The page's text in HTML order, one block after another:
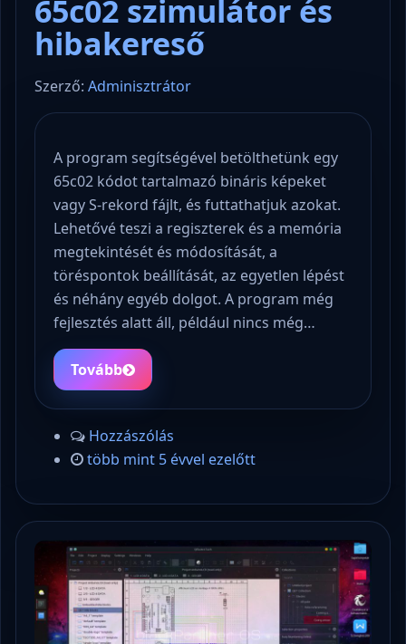
65c02 szimulátor és
hibakereső
Szerző: Adminisztrátor
A program segítségével betölthetünk egy
65c02 kódot tartalmazó bináris képeket
vagy S-rekord fájlt, és futtathatjuk azokat.
Lehetővé teszi a regiszterek és a memória
megtekintését és módosítását, a
töréspontok beállítását, az egyetlen lépést
és néhány egyéb dolgot. A program még
fejlesztés alatt áll, például nincs még…
Tovább
Hozzászólás
több mint 5 évvel ezelőtt